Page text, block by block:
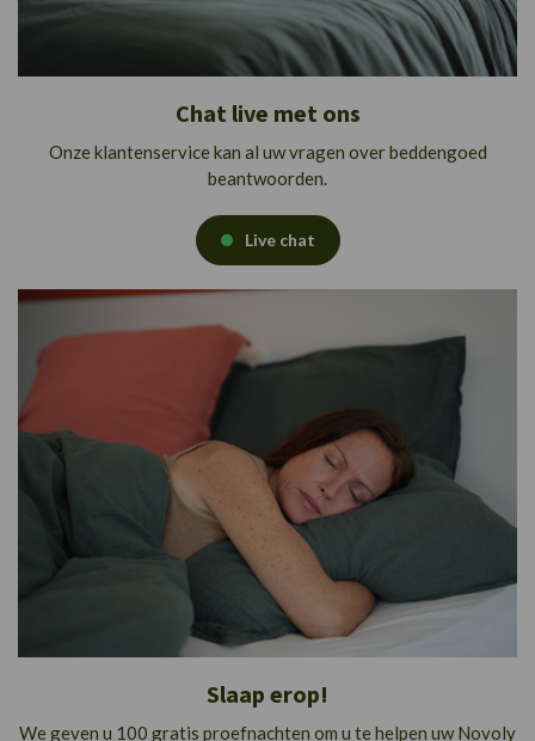
Chat live met ons
Onze klantenservice kan al uw vragen over beddengoed
beantwoorden.
Live chat
Slaap erop!
We geven u 100 gratis proefnachten om u te helpen uw Novoly